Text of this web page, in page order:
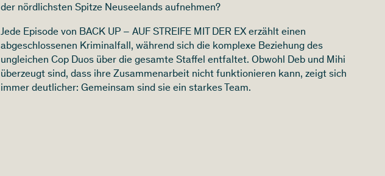
der nördlichsten Spitze Neuseelands aufnehmen?
Jede Episode von BACK UP – AUF STREIFE MIT DER EX erzählt einen
abgeschlossenen Kriminalfall, während sich die komplexe Beziehung des
ungleichen Cop Duos über die gesamte Staffel entfaltet. Obwohl Deb und Mihi
überzeugt sind, dass ihre Zusammenarbeit nicht funktionieren kann, zeigt sich
immer deutlicher: Gemeinsam sind sie ein starkes Team.